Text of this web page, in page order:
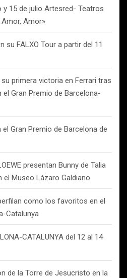
15 de julio Artesred- Teatros
Amor»
su FALXO Tour a partir del 11
primera victoria en Ferrari tras
Gran Premio de Barcelona-
Gran Premio de Barcelona de
presentan Bunny de Talia
el Museo Lázaro Galdiano
como los favoritos en el
Catalunya
CATALUNYA del 12 al 14
de la Torre de Jesucristo en la